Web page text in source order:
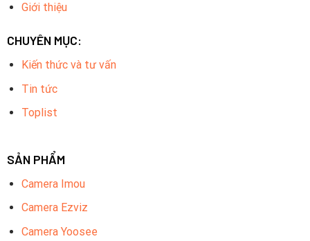
Giới thiệu
CHUYÊN MỤC:
Kiến thức và tư vấn
Tin tức
Toplist
SẢN PHẨM
Camera Imou
Camera Ezviz
Camera Yoosee